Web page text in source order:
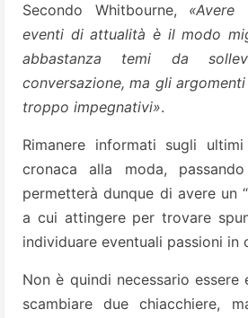
Secondo Whitbourne,
eventi di attualità è il modo
abbastanza temi da
conversazione, ma gli
troppo impegnativi».
Rimanere informati sugli
cronaca alla moda,
permetterà dunque di avere un
a cui attingere per trovare
individuare eventuali passioni in
Non è quindi necessario
scambiare due chiacchiere,